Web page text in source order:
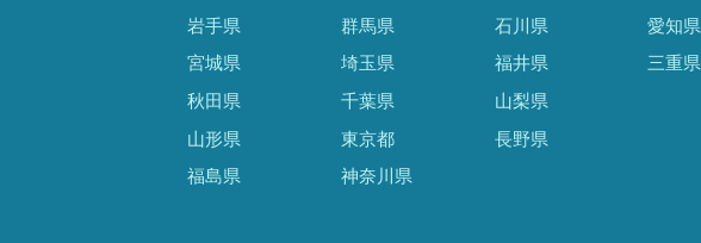
岩手県
宮城県
秋田県
山形県
福島県
群馬県
埼玉県
千葉県
東京都
神奈川県
石川県
福井県
山梨県
長野県
愛知県
三重県